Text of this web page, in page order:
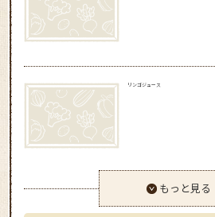
リンゴジュース
もっと見る